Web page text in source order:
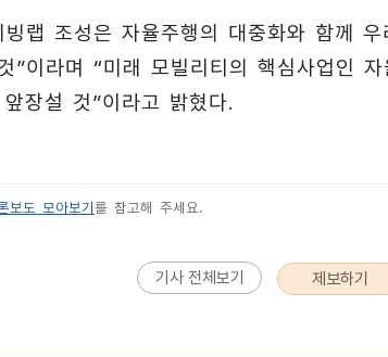
랩 조성은 자율주행의 대중화와 함께 우
이라며 “미래 모빌리티의 핵심사업인 자
장설 것”이라고 밝혔다.
보도 모아보기 를 참고해 주세요.
기사 전체보기 제보하기